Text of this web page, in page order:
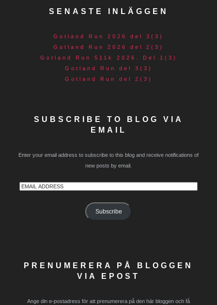
SENASTE INLÄGGEN
Gotland Run 2026 del 3(3)
Gotland Run 2026 del 2(3)
Gotland Run 511k 2026. Del 1(3)
Gotland Run del 3(3)
Gotland Run del 2(3)
SUBSCRIBE TO BLOG VIA
EMAIL
Enter your email address to subscribe to this blog and receive notifications of
new posts by email.
Email
Subscribe
PRENUMERERA PÅ BLOGGEN
VIA EPOST
Ange din e-postadress för att prenumerera på den här bloggen och få